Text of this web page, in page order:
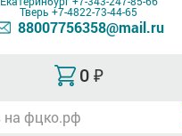
Тверь +7-4822-73-44-65
88007756358@mail.ru
0 ₽